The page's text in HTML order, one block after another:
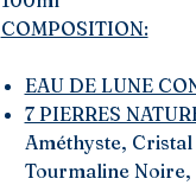
COMPOSITION:
EAU DE LUNE
7 PIERRES
Améthyste,
Tourmaline Noire,